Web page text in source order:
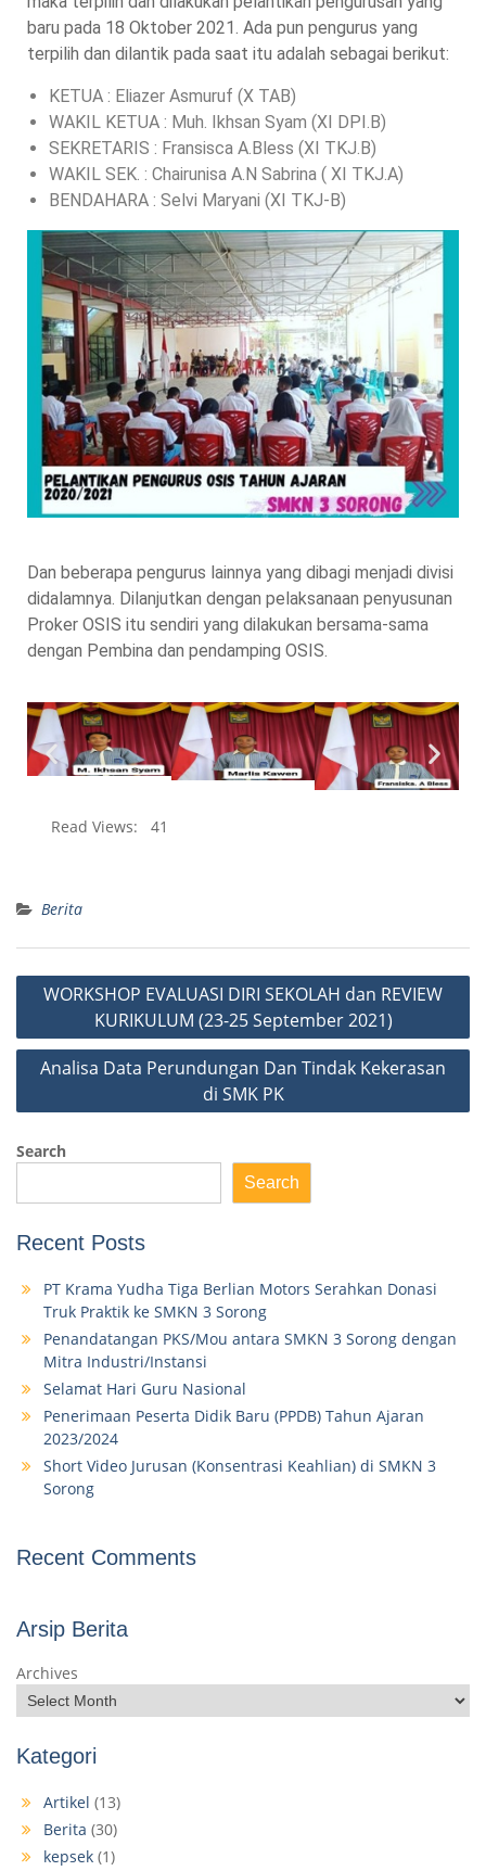
baru pada 18 Oktober 2021. Ada pun pengurus yang
terpilih dan dilantik pada saat itu adalah sebagai berikut:
KETUA : Eliazer Asmuruf (X TAB)
WAKIL KETUA : Muh. Ikhsan Syam (XI DPI.B)
SEKRETARIS : Fransisca A.Bless (XI TKJ.B)
WAKIL SEK. : Chairunisa A.N Sabrina ( XI TKJ.A)
BENDAHARA : Selvi Maryani (XI TKJ-B)
Dan beberapa pengurus lainnya yang dibagi menjadi divisi
didalamnya. Dilanjutkan dengan pelaksanaan penyusunan
Proker OSIS itu sendiri yang dilakukan bersama-sama
dengan Pembina dan pendamping OSIS.
Read Views: 41
Berita
WORKSHOP EVALUASI DIRI SEKOLAH dan REVIEW
KURIKULUM (23-25 September 2021)
Analisa Data Perundungan Dan Tindak Kekerasan
di SMK PK
Search
Search
Recent Posts
PT Krama Yudha Tiga Berlian Motors Serahkan Donasi
Truk Praktik ke SMKN 3 Sorong
Penandatangan PKS/Mou antara SMKN 3 Sorong dengan
Mitra Industri/Instansi
Selamat Hari Guru Nasional
Penerimaan Peserta Didik Baru (PPDB) Tahun Ajaran
2023/2024
Short Video Jurusan (Konsentrasi Keahlian) di SMKN 3
Sorong
Recent Comments
Arsip Berita
Archives
Kategori
Artikel (13)
Berita (30)
kepsek (1)